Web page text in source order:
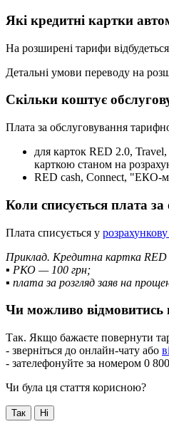
Які кредитні картки авто
На розширені тарифи відбудеться
Детальні умови переводу на роз
Скільки коштує обслугов
Плата за обслуговування тарифн
для карток RED 2.0, Travel,
карткою станом на розраху
RED cash, Connect, "ЕКО-м
Коли списується плата за
Плата списується у розрахункову
Приклад. Кредитна картка RED
▪ РКО — 100 грн;
▪ плата за розгляд заяв на проще
Чи можливо відмовитись
Так. Якщо бажаєте повернути та
- зверніться до онлайн-чату або ві
- зателефонуйте за номером 0 800
Чи була ця стаття корисною?
Так Ні